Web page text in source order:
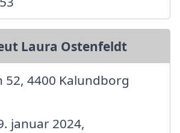
Laura Ostenfeldt
52, 4400 Kalundborg
januar 2024,